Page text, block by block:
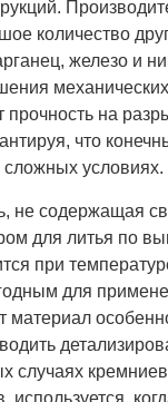
количество
железо и
на
что
условиях.
не содержащая
для литья по
при
для
материал
случаях